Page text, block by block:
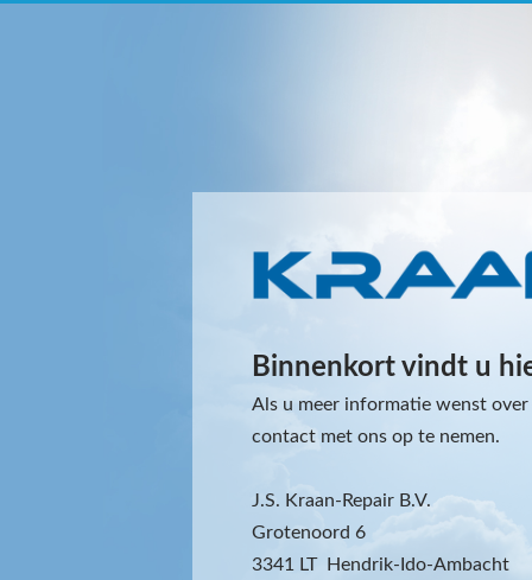
Binnenkort vindt u
Als u meer informatie wenst
contact met ons op te nemen.
J.S. Kraan-Repair B.V.
Grotenoord 6
3341 LT Hendrik-Ido-Ambacht